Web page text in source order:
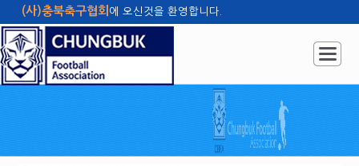
(사)충북축구협회 에 오신것을 환영합니다.